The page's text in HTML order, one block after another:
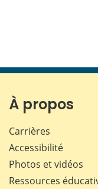
À propos
Carrières
Accessibilité
Photos et vidéos
Ressources